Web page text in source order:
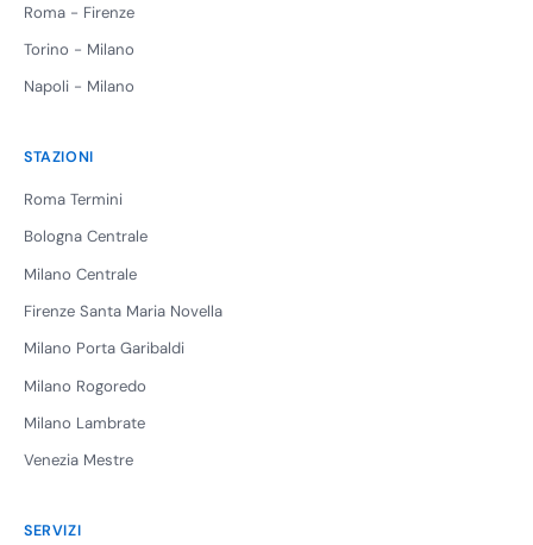
Roma - Firenze
Torino - Milano
Napoli - Milano
STAZIONI
Roma Termini
Bologna Centrale
Milano Centrale
Firenze Santa Maria Novella
Milano Porta Garibaldi
Milano Rogoredo
Milano Lambrate
Venezia Mestre
SERVIZI